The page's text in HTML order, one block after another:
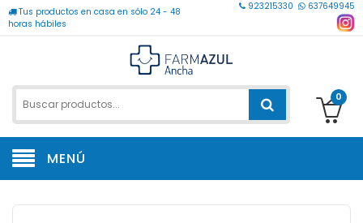
Tus productos en casa en sólo 24 - 48
horas hábiles
923215330 637649945
0
MENÚ